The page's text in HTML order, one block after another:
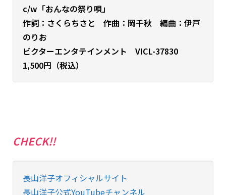
c/w「おんなの祭り唄」
作詞：さくらちさと 作曲：岡千秋 編曲：伊戸
のりお
ビクターエンタテインメント VICL-37830
1,500円（税込）
CHECK!!
長山洋子オフィシャルサイト
長山洋子公式YouTubeチャンネル